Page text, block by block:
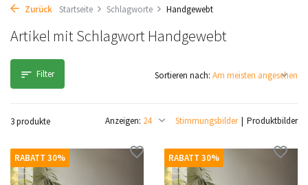
Zurück Startseite Schlagworte Handgewebt
Artikel mit Schlagwort Handgewebt
Filter
3 produkte Stimmungsbilder Produktbilder
Anzeigen:
Sortieren nach:
RABATT 30% RABATT 30%